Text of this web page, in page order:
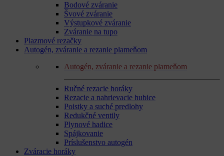
Bodové zváranie
Švové zváranie
Výstupkové zváranie
Zváranie na tupo
Plazmové rezačky
Autogén, zváranie a rezanie plameňom
Autogén, zváranie a rezanie plameňom
Ručné rezacie horáky
Rezacie a nahrievacie hubice
Poistky a suché predlohy
Redukčné ventily
Plynové hadice
Spájkovanie
Príslušenstvo autogén
Zváracie horáky